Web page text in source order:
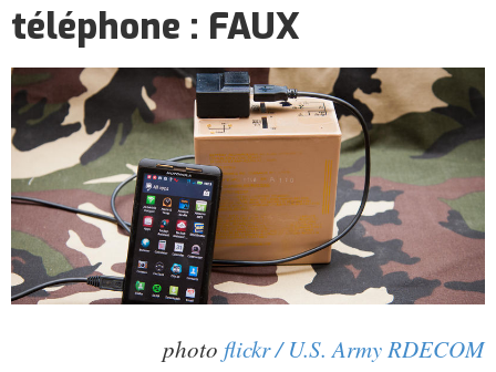
téléphone : FAUX
photo flickr / U.S. Army RDECOM